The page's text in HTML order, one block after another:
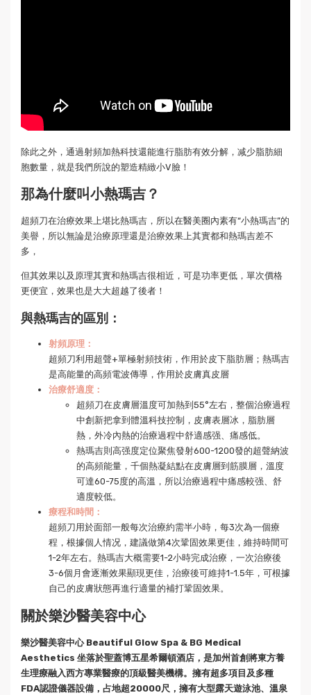
除此之外，通過射頻加熱科技還能進行脂肪有效分解，减少脂肪細
胞數量，就是我們所說的塑造精緻小V臉！
那為什麼叫小熱瑪吉？
超頻刀在治療效果上堪比熱瑪吉，所以在醫美圈內素有“小熱瑪吉”的
美譽，所以無論是治療原理還是治療效果上其實都和熱瑪吉差不
多，
但其效果以及原理其實和熱瑪吉很相近，可是功率更低，單次價格
更便宜，效果也是大大超越了後者！
與熱瑪吉的區別：
射頻原理：
超頻刀利用超聲+單極射頻技術，作用於皮下脂肪層；熱瑪吉
是高能量的高頻電波傳導，作用於皮膚真皮層
治療舒適度：
超頻刀在皮膚層溫度可加熱到55°左右，整個治療過程
中創新把拿到體溫科技控制，皮膚表層冰，脂肪層
熱，外冷內熱的治療過程中舒適感强、痛感低。
熱瑪吉則高强度定位聚焦發射600-1200發的超聲納波
的高頻能量，千個熱凝結點在皮膚層到筋膜層，溫度
可達60-75度的高溫，所以治療過程中痛感較强、舒
適度較低。
療程和時間：
超頻刀用於面部一般每次治療約需半小時，每3次為一個療
程，根據個人情况，建議做第4次鞏固效果更佳，維持時間可
1-2年左右。熱瑪吉大概需要1-2小時完成治療，一次治療後
3-6個月會逐漸效果顯現更佳，治療後可維持1-1.5年，可根據
自己的皮膚狀態再進行適量的補打鞏固效果。
關於樂沙醫美容中心
樂沙醫美容中心 Beautiful Glow Spa & BG Medical
Aesthetics 坐落於聖蓋博五星希爾頓酒店，是加州首創將東方養
生理療融入西方專業醫療的頂級醫美機構。擁有超多項目及多種
FDA認證儀器設備，占地超20000尺，擁有大型露天遊泳池、溫泉